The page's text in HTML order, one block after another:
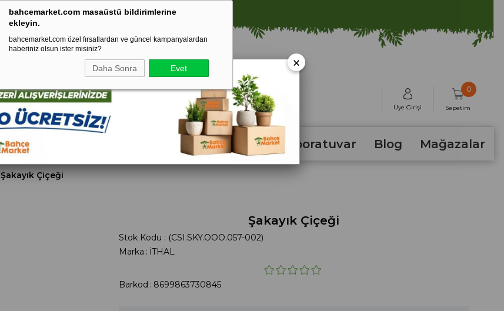
bahcemarket.com masaüstü bildirimlerine
ekleyin.
bahcemarket.com özel fırsatlardan ve güncel kampanyalardan
haberiniz olsun ister misiniz?
Daha Sonra Evet
⚠️ SATIŞLARIMIZ YALNIZCA İSTANBUL İLİ İLE SINIRLIDIR.
Üye Girişi Sepetim
0
Tohum Laboratuvar Blog Mağazalar
Şakayık Çiçeği
Şakayık Çiçeği
Stok Kodu
(CSI.SKY.OOO.057-002)
Marka : İTHAL
Barkod : 8699863730845
×